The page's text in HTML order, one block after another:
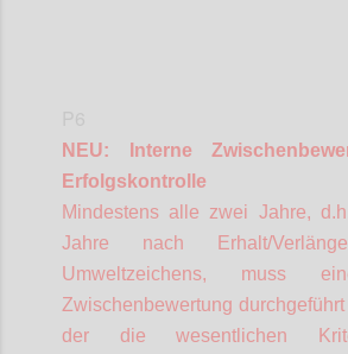
NEU: Interne
Erfolgskontrolle
Mindestens alle zwei Jahre,
Jahre nach Erhalt/
Umweltzeichens, muss
Zwischenbewertung
der die wesentlichen